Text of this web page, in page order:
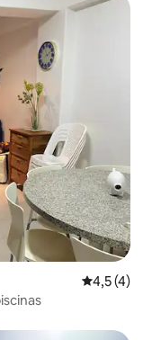
4,5 de
4,5 (4)